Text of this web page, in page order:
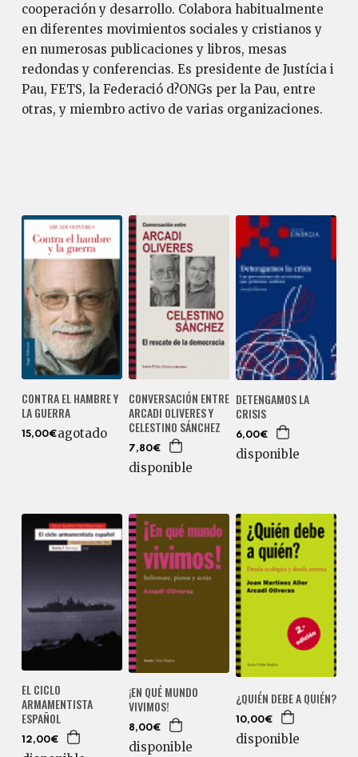
cooperación y desarrollo. Colabora habitualmente
en diferentes movimientos sociales y cristianos y
en numerosas publicaciones y libros, mesas
redondas y conferencias. Es presidente de Justícia i
Pau, FETS, la Federació d?ONGs per la Pau, entre
otras, y miembro activo de varias organizaciones.
CONTRA EL HAMBRE Y
LA GUERRA
15,00€agotado
CONVERSACIÓN ENTRE
ARCADI OLIVERES Y
CELESTINO SÁNCHEZ
7,80€
disponible
DETENGAMOS LA
CRISIS
6,00€
disponible
EL CICLO
ARMAMENTISTA
ESPAÑOL
12,00€
¡EN QUÉ MUNDO
VIVIMOS!
8,00€
disponible
¿QUIÉN DEBE A QUIÉN?
10,00€
disponible